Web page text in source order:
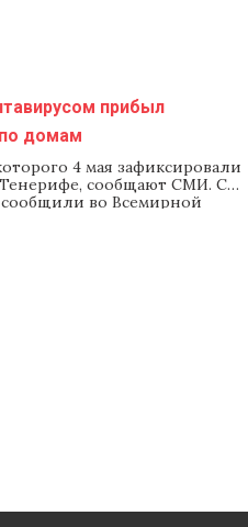
прибыл
домам
4 мая зафиксировали
Тенерифе, сообщают СМИ. С
сообщили во Всемирной
проверят на вирус и,
По планам местных